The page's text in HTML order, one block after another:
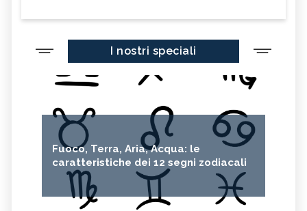
ORTENSIA CICLAMINO
I nostri speciali
Fuoco, Terra, Aria, Acqua: le
caratteristiche dei 12 segni zodiacali